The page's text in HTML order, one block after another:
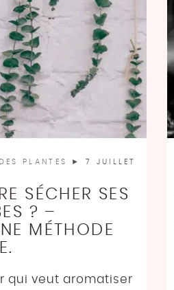
PLANTES
► 7 JUILLET
SÉCHER SES
? –
MÉTHODE
qui veut aromatiser